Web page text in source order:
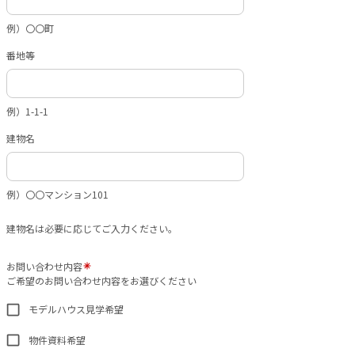
例）〇〇町
番地等
例）1-1-1
建物名
例）〇〇マンション101
建物名は必要に応じてご入力ください。
お問い合わせ内容
ご希望のお問い合わせ内容をお選びください
モデルハウス見学希望
物件資料希望